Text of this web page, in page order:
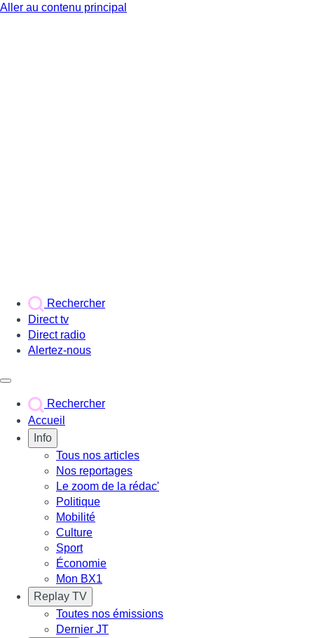
Aller au contenu principal
Rechercher
Direct tv
Direct radio
Alertez-nous
Rechercher
Accueil
Info
Tous nos articles
Nos reportages
Le zoom de la rédac'
Politique
Mobilité
Culture
Sport
Économie
Mon BX1
Replay TV
Toutes nos émissions
Dernier JT